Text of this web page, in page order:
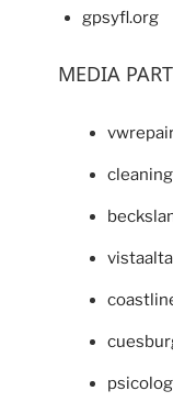
gpsyfl.org
MEDIA